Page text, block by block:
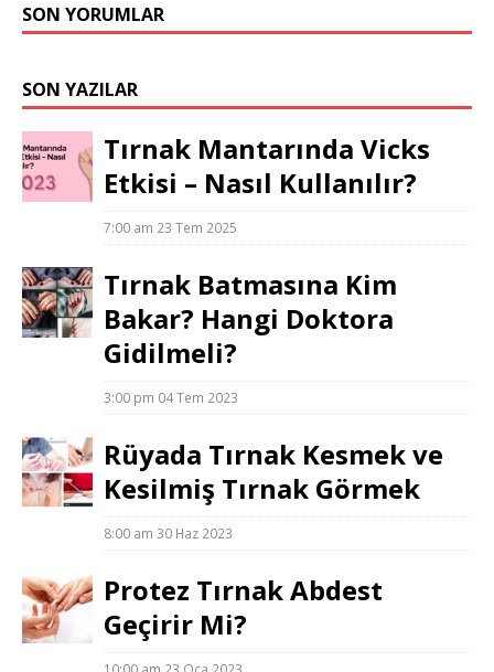
SON YORUMLAR
SON YAZILAR
Tırnak Mantarında Vicks
Etkisi – Nasıl Kullanılır?
7:00 am 23 Tem 2025
Tırnak Batmasına Kim
Bakar? Hangi Doktora
Gidilmeli?
3:00 pm 04 Tem 2023
Rüyada Tırnak Kesmek ve
Kesilmiş Tırnak Görmek
8:00 am 30 Haz 2023
Protez Tırnak Abdest
Geçirir Mi?
10:00 am 23 Oca 2023